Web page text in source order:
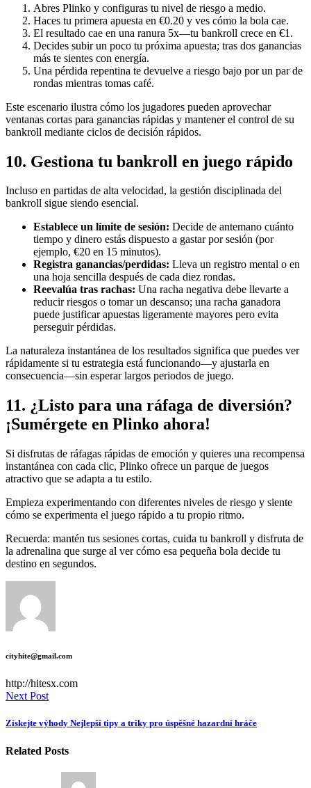
Abres Plinko y configuras tu nivel de riesgo a medio.
Haces tu primera apuesta en €0.20 y ves cómo la bola cae.
El resultado cae en una ranura 5x—tu bankroll crece en €1.
Decides subir un poco tu próxima apuesta; tras dos ganancias
más te sientes con energía.
Una pérdida repentina te devuelve a riesgo bajo por un par de
rondas mientras tomas café.
Este escenario ilustra cómo los jugadores pueden aprovechar
ventanas cortas para ganancias rápidas y mantener el control de su
bankroll mediante ciclos de decisión rápidos.
10. Gestiona tu bankroll en juego rápido
Incluso en partidas de alta velocidad, la gestión disciplinada del
bankroll sigue siendo esencial.
Establece un límite de sesión: Decide de antemano cuánto
tiempo y dinero estás dispuesto a gastar por sesión (por
ejemplo, €20 en 15 minutos).
Registra ganancias/perdidas: Lleva un registro mental o en
una hoja sencilla después de cada diez rondas.
Reevalúa tras rachas: Una racha negativa debe llevarte a
reducir riesgos o tomar un descanso; una racha ganadora
puede justificar apuestas ligeramente mayores pero evita
perseguir pérdidas.
La naturaleza instantánea de los resultados significa que puedes ver
rápidamente si tu estrategia está funcionando—y ajustarla en
consecuencia—sin esperar largos periodos de juego.
11. ¿Listo para una ráfaga de diversión?
¡Sumérgete en Plinko ahora!
Si disfrutas de ráfagas rápidas de emoción y quieres una recompensa
instantánea con cada clic, Plinko ofrece un parque de juegos
atractivo que se adapta a tu estilo.
Empieza experimentando con diferentes niveles de riesgo y siente
cómo se experimenta el juego rápido a tu propio ritmo.
Recuerda: mantén tus sesiones cortas, cuida tu bankroll y disfruta de
la adrenalina que surge al ver cómo esa pequeña bola decide tu
destino en segundos.
cityhite@gmail.com
http://hitesx.com
Next Post
Získejte výhody Nejlepší tipy a triky pro úspěšné hazardní hráče
Related Posts